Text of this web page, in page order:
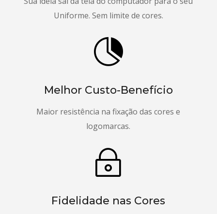
Uniforme. Sem limite de cores.

Melhor Custo-Benefício
Maior resistência na fixação das cores e
logomarcas.
~
Fidelidade nas Cores